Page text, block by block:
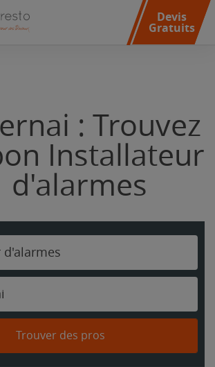
Devis
Gratuits
: Trouvez
Installateur
d'alarmes
d'alarmes
Trouver des pros